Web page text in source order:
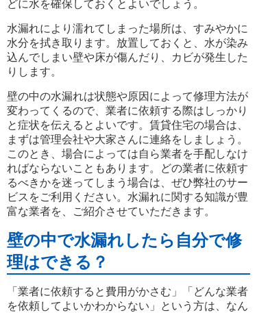
どに水を確保しておくとよいでしょう。
水漏れにより濡れてしまった場所は、すみやかに
水分を拭き取ります。放置しておくと、水が染み
込んでしまい壁や床が傷んだり、カビが発生した
りします。
壁の中の水漏れは状態や原因によって修理方法が
変わってくるので、業者に依頼する際はしっかり
と症状を伝えるとよいです。賃貸住宅の場合は、
まずは管理会社や大家さんに連絡をしましょう。
このとき、場合によっては自ら業者を手配しなけ
ればならないこともあります。どの業者に依頼す
るべきかを迷ってしまう場合は、ぜひ弊社のサー
ビスをご利用ください。水漏れに関する知識が豊
富な業者を、ご紹介させていただきます。
壁の中で水漏れしたら自分で修
理はできる？
「業者に依頼すると費用がかさむ」「どんな業者
を依頼してよいかわからない」という方は、なん